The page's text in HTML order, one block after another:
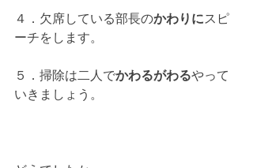
４．欠席している部長のかわりにスピ
ーチをします。
５．掃除は二人でかわるがわるやって
いきましょう。